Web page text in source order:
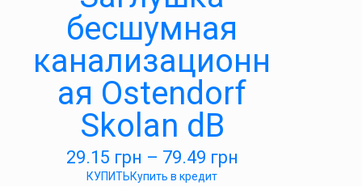
бесшумная
канализационн
ая Ostendorf
Skolan dB
29.15 грн – 79.49 грн
КУПИТЬКупить в кредит